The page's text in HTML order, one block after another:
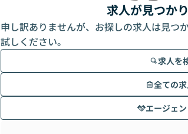
求人が見つか
申し訳ありませんが、お探しの求人は見つ
試しください。
求人を
全ての
エージェ